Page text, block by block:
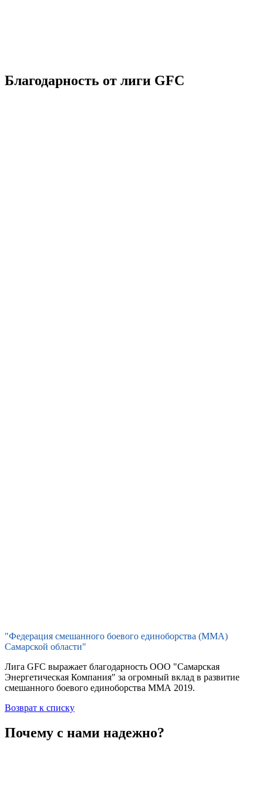
Благодарность от лиги GFC
"Федерация смешанного боевого единоборства (ММА)
Самарской области"
Лига GFC выражает благодарность ООО "Самарская
Энергетическая Компания" за огромный вклад в развитие
смешанного боевого единоборства ММА 2019.
Возврат к списку
Почему с нами надежно?